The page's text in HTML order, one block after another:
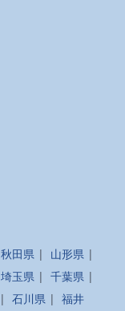
秋田県 | 山形県 |
埼玉県 | 千葉県 |
| 石川県 | 福井